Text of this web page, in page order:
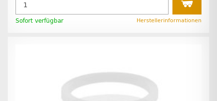
Sofort verfügbar Herstellerinformationen